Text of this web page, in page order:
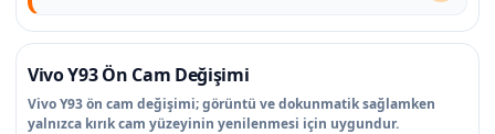
Vivo Y93 Ön Cam Değişimi
Vivo Y93 ön cam değişimi; görüntü ve dokunmatik sağlamken
yalnızca kırık cam yüzeyinin yenilenmesi için uygundur.